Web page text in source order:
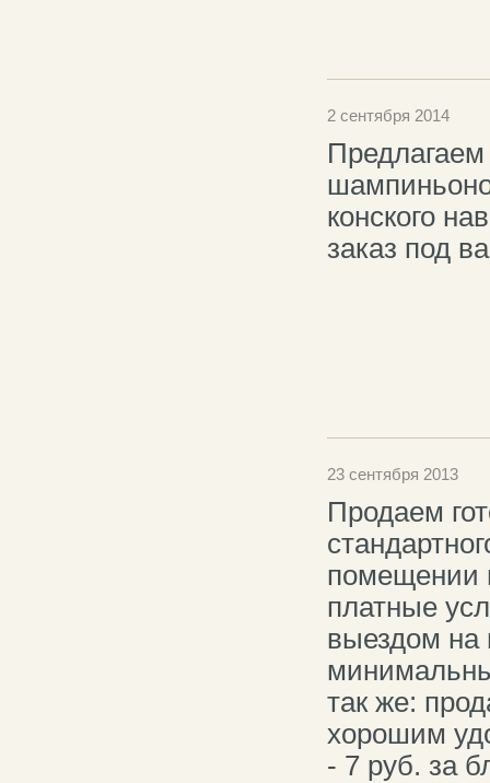
2 сентября 2014
Предлагаем
конского
заказ под
23 сентября 2013
Продаем
помещении
платные
выездом на
так же:
хорошим
- 7 руб. за